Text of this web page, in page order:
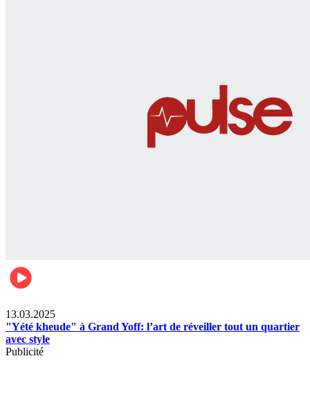
13.03.2025
"Yété kheude" à Grand Yoff: l’art de réveiller tout un quartier
avec style
Publicité